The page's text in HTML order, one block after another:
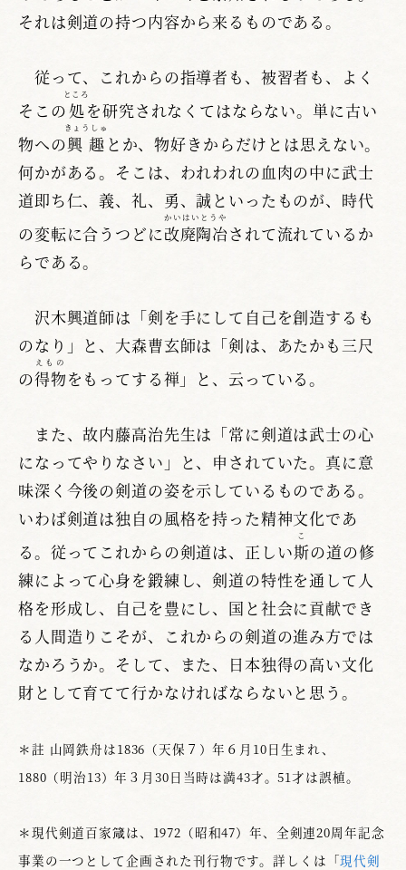
それは剣道の持つ内容から来るものである。
従って、これからの指導者も、被習者も、よく
そこの処
ところ
を研究されなくてはならない。単に古い
物への興趣
きょうしゅ
とか、物好きからだけとは思えない。
何かがある。そこは、われわれの血肉の中に武士
道即ち仁、義、礼、勇、誠といったものが、時代
の変転に合うつどに改廃陶冶
かいはいとうや
されて流れているか
らである。
沢木興道師は「剣を手にして自己を創造するも
のなり」と、大森曹玄師は「剣は、あたかも三尺
の得物
えもの
をもってする禅」と、云っている。
また、故内藤高治先生は「常に剣道は武士の心
になってやりなさい」と、申されていた。真に意
味深く今後の剣道の姿を示しているものである。
いわば剣道は独自の風格を持った精神文化であ
る。従ってこれからの剣道は、正しい斯
こ
の道の修
練によって心身を鍛練し、剣道の特性を通して人
格を形成し、自己を豊にし、国と社会に貢献でき
る人間造りこそが、これからの剣道の進み方では
なかろうか。そして、また、日本独得の高い文化
財として育てて行かなければならないと思う。
＊註 山岡鉄舟は1836（天保７）年６月10日生まれ、
1880（明治13）年３月30日当時は満43才。51才は誤植。
＊現代剣道百家箴は、1972（昭和47）年、全剣連20周年記念
事業の一つとして企画された刊行物です。詳しくは「現代剣